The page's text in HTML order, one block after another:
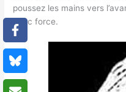
poussez les mains vers
avec force.